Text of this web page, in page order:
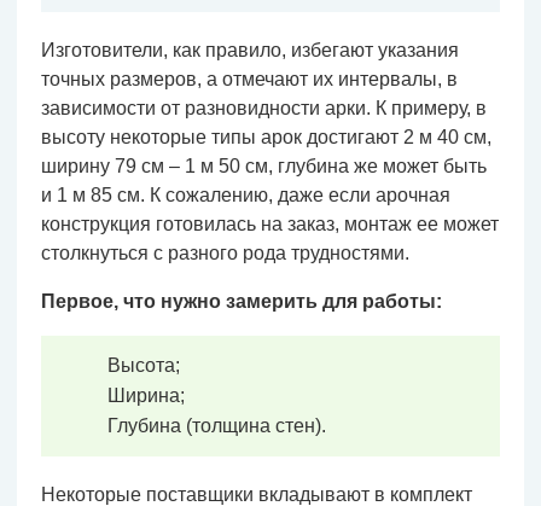
Изготовители, как правило, избегают указания
точных размеров, а отмечают их интервалы, в
зависимости от разновидности арки. К примеру, в
высоту некоторые типы арок достигают 2 м 40 см,
ширину 79 см – 1 м 50 см, глубина же может быть
и 1 м 85 см. К сожалению, даже если арочная
конструкция готовилась на заказ, монтаж ее может
столкнуться с разного рода трудностями.
Первое, что нужно замерить для работы:
Высота;
Ширина;
Глубина (толщина стен).
Некоторые поставщики вкладывают в комплект